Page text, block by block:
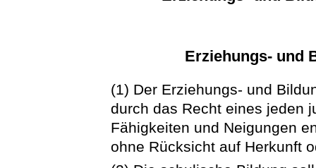
Erziehungs- und
(1) Der Erziehungs- und
durch das Recht eines jeden
Fähigkeiten und Neigungen
ohne Rücksicht auf Herkunft